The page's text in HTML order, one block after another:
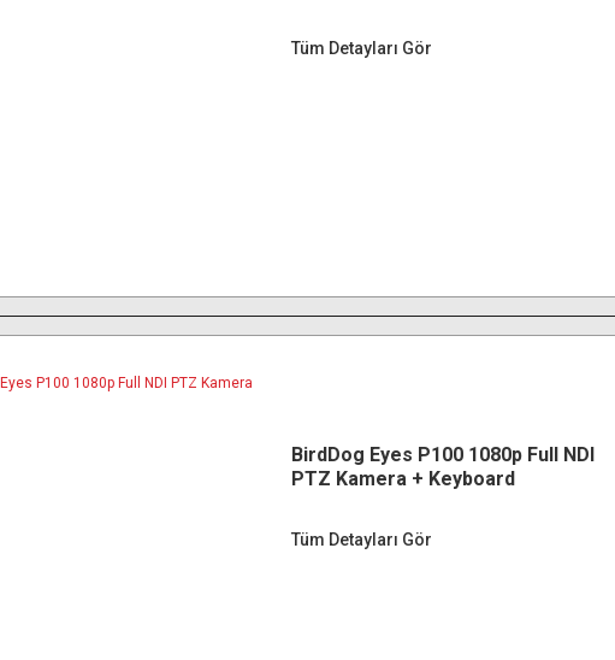
Tüm Detayları Gör
BirdDog Eyes P100 1080p Full NDI
PTZ Kamera + Keyboard
Tüm Detayları Gör